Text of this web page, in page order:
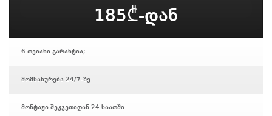
185₾-დან
6 თვიანი გარანტია;
მომსახურება 24/7-ზე
მონტაჟი შეკვეთიდან 24 საათში